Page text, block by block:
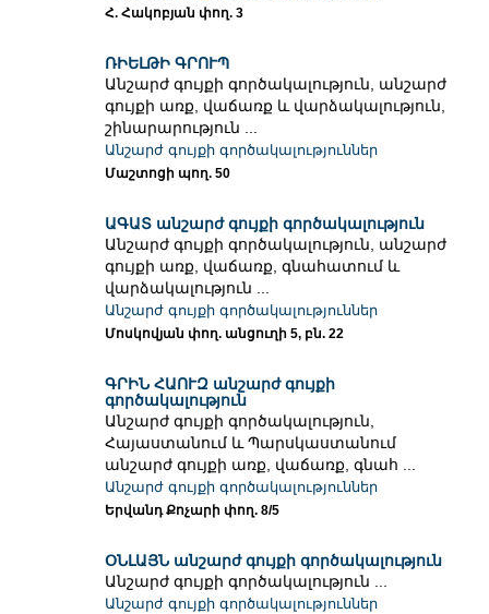
Հ. Հակոբյան փող. 3
ՌԻԵԼԹԻ ԳՐՈՒՊ
Անշարժ գույքի գործակալություն, անշարժ
գույքի առք, վաճառք և վարձակալություն,
շինարարություն ...
Անշարժ գույքի գործակալություններ
Մաշտոցի պող. 50
ԱԳԱՏ անշարժ գույքի գործակալություն
Անշարժ գույքի գործակալություն, անշարժ
գույքի առք, վաճառք, գնահատում և
վարձակալություն ...
Անշարժ գույքի գործակալություններ
Մոսկովյան փող. անցուղի 5, բն. 22
ԳՐԻՆ ՀԱՈՒԶ անշարժ գույքի
գործակալություն
Անշարժ գույքի գործակալություն,
Հայաստանում և Պարսկաստանում
անշարժ գույքի առք, վաճառք, գնահ ...
Անշարժ գույքի գործակալություններ
Երվանդ Քոչարի փող. 8/5
ՕՆԼԱՅՆ անշարժ գույքի գործակալություն
Անշարժ գույքի գործակալություն ...
Անշարժ գույքի գործակալություններ